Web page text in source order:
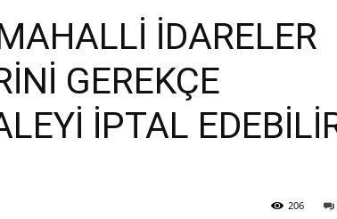
İDARELER
GEREKÇE
İPTAL
206